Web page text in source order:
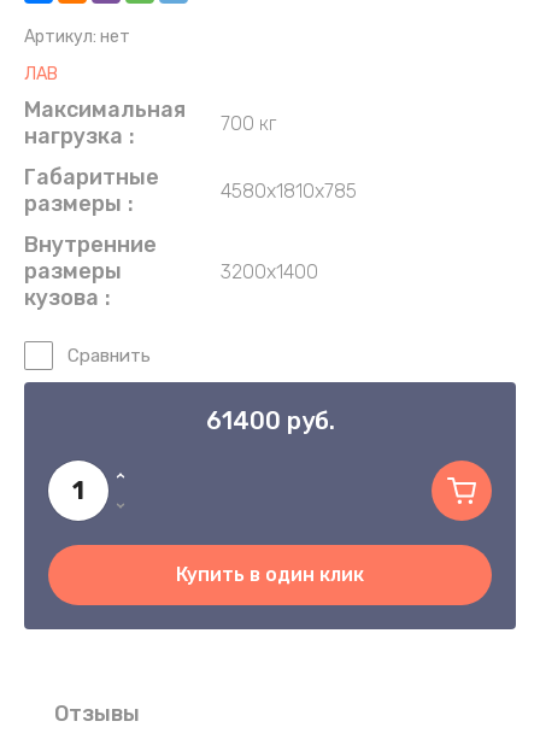
Артикул: нет
ЛАВ
Максимальная
нагрузка
700 кг
Габаритные
размеры
4580х1810х785
Внутренние
размеры
кузова
3200х1400
Сравнить
61400 руб.
Купить в один клик
Отзывы